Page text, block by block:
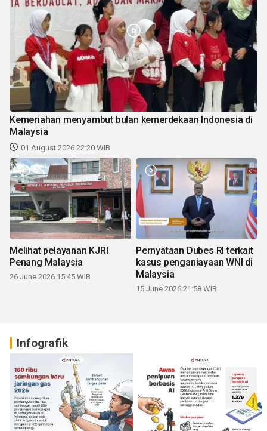
Kemeriahan menyambut bulan kemerdekaan Indonesia di
Malaysia
01 August 2026 22:20 WIB
Melihat pelayanan KJRI
Penang Malaysia
26 June 2026 15:45 WIB
Pernyataan Dubes RI terkait
kasus penganiayaan WNI di
Malaysia
15 June 2026 21:58 WIB
Infografik